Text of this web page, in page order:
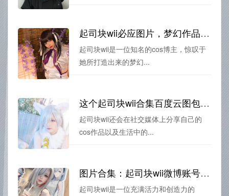
起司块wii必应图片，梦幻作品的华丽呈现
起司块wii是一位知名的cos博主，惊叹于
她所打造出来的梦幻...
这个起司块wii合集百度云图包太好看了，一定要分享
起司块wii还会在社交媒体上分享自己的
cos作品以及生活中的...
图片合集：起司块wii微博账号美图分享
起司块wii是一位充满活力和创造力的